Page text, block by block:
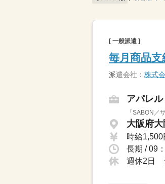
[ 一般派遣 ]
毎月商品
派遣会社： 株式
アパレ
「SABON／
大阪府大
時給1,500
長期 / 09
週休2日